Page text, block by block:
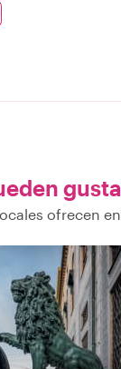
ofrecen